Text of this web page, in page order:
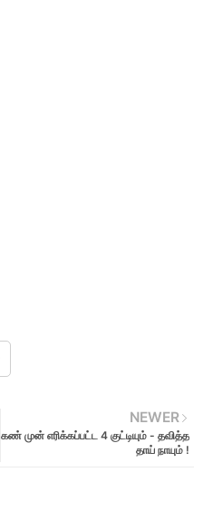
NEWER
கண் முன் எரிக்கப்பட்ட 4 குட்டியும் - தவித்த
தாய் நாயும் !